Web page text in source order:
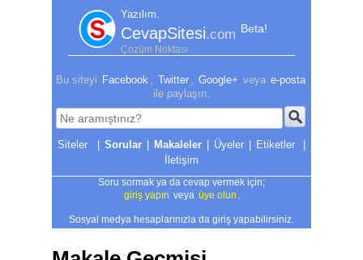
Yazılım.
CevapSitesi.com Beta!
Çözüm Noktası
Bu siteyi Facebook Twitter Google+ veya e-posta
ile paylaşın.
| Sorular | Makaleler | Üyeler | Etiketler
|
İletişim
Soru sormak ya da cevap vermek için;
giriş yapın veya üye olun
Sosyal medya hesaplarınızla da giriş yapabilirsiniz.